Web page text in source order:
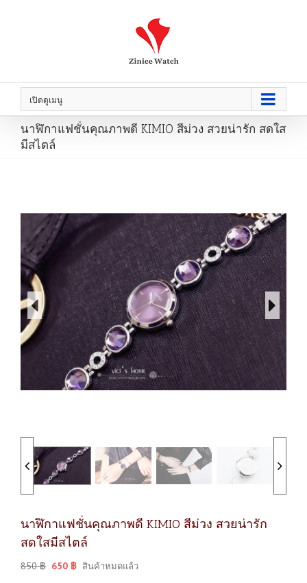
เปิดดูเมนู
นาฬิกาแฟชั่นคุณภาพดี KIMIO สีม่วง สวยน่ารัก สดใส
มีสไตล์
นาฬิกาแฟชั่นคุณภาพดี KIMIO สีม่วง สวยน่ารัก
สดใสมีสไตล์
850฿ 650 ฿ สินค้าหมดแล้ว